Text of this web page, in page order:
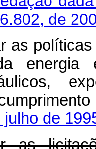
de
as
energia
de
as